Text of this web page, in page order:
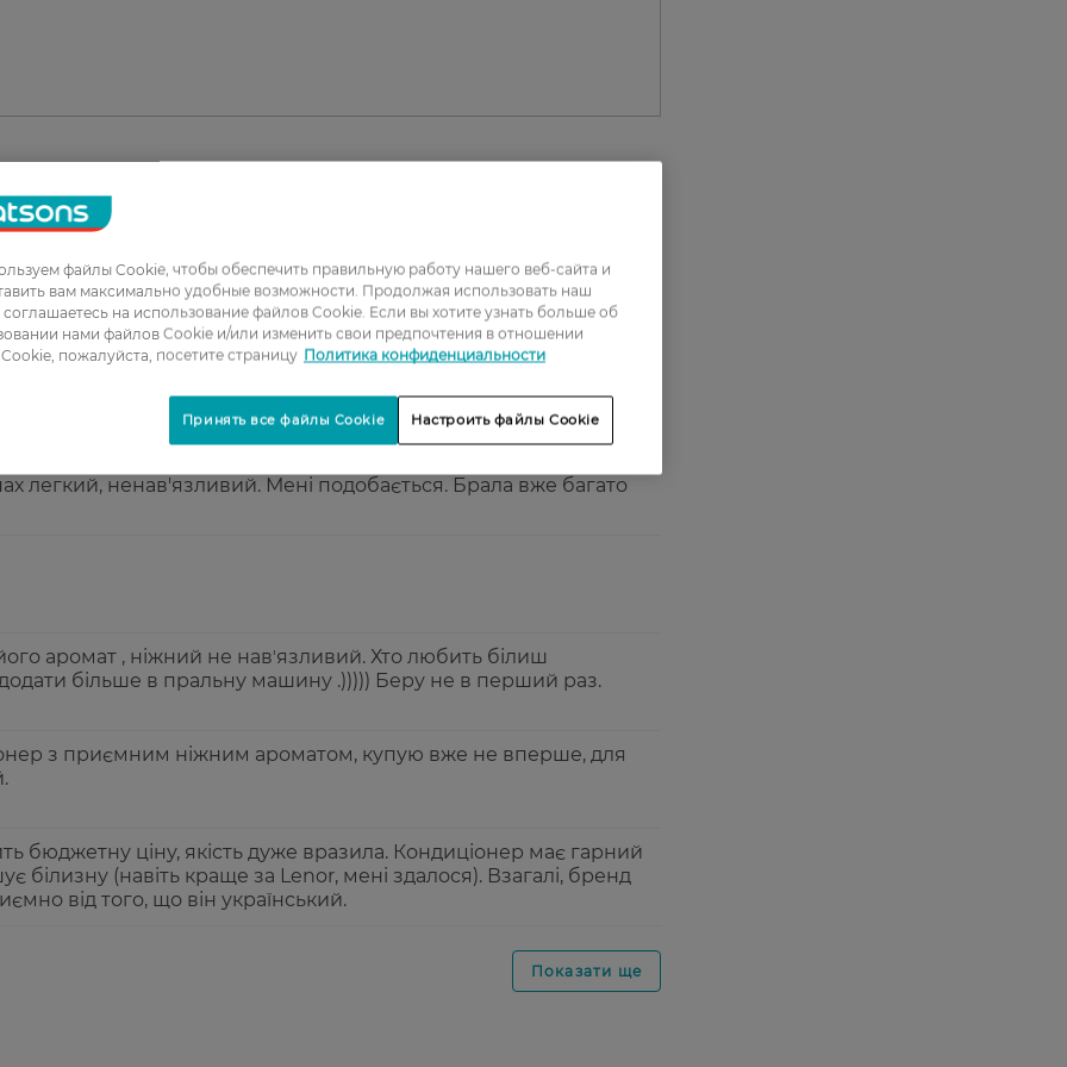
2
3
4
легкий, ненав'язливий. Мені подобається. Брала вже багато
аромат , ніжний не навʼязливий. Хто любить білиш
більше в пральну машину .))))) Беру не в перший раз.
з приємним ніжним ароматом, купую вже не вперше, для
бюджетну ціну, якість дуже вразила. Кондиціонер має гарний
білизну (навіть краще за Lenor, мені здалося). Взагалі, бренд
від того, що він український.
Показати ще
файлы Cookie, чтобы обеспечить правильную работу нашего веб-сайта и
вам максимально удобные возможности. Продолжая использовать наш
соглашаетесь на использование файлов Cookie. Если вы хотите узнать больше об
нами файлов Cookie и/или изменить свои предпочтения в отношении
пожалуйста, посетите страницу Политика конфиденциальности
Настроить файлы Cookie
Принять все файлы Cookie